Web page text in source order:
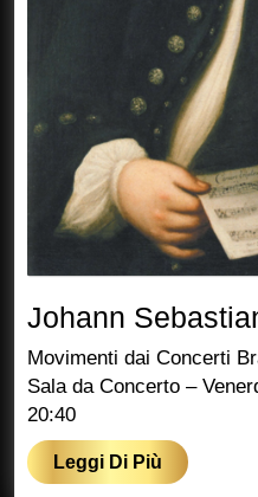
Johann
Movimenti dai Concerti
Sala da Concerto –
20:40
Leggi Di Più Leggi
Di